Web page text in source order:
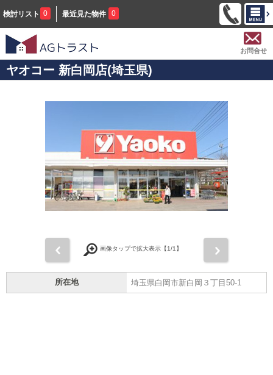
検討リスト 0 最近見た物件 0
お問合せ
ヤオコー 新白岡店(埼玉県)
画像タップで拡大表示【1/1】
所在地 埼玉県白岡市新白岡３丁目50-1